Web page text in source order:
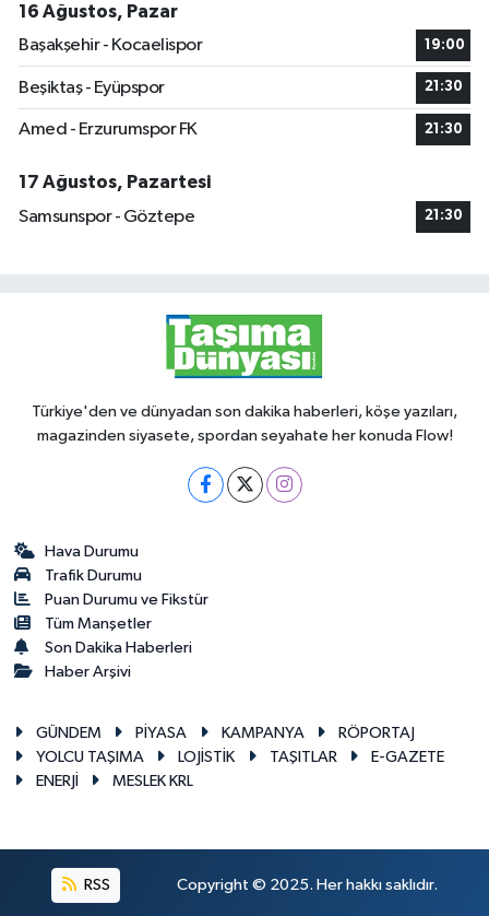
16 Ağustos, Pazar
Başakşehir - Kocaelispor
19:00
Beşiktaş - Eyüpspor 21:30
Amed - Erzurumspor FK 21:30
17 Ağustos, Pazartesi
Samsunspor - Göztepe
21:30
Türkiye'den ve dünyadan son dakika haberleri, köşe yazıları,
magazinden siyasete, spordan seyahate her konuda Flow!
Hava Durumu
Trafik Durumu
Puan Durumu ve Fikstür
Tüm Manşetler
Son Dakika Haberleri
Haber Arşivi
GÜNDEM PİYASA KAMPANYA
RÖPORTAJ
YOLCU TAŞIMA
LOJİSTİK TAŞITLAR
E-GAZETE
ENERJİ
MESLEK KRL
RSS Copyright © 2025. Her hakkı saklıdır.